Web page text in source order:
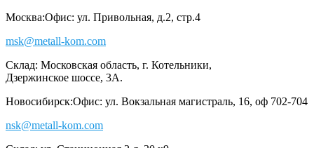
Москва:Офис: ул. Привольная, д.2, стр.4
msk@metall-kom.com
Склад: Московская область, г. Котельники,
Дзержинское шоссе, 3А.
Новосибирск:Офис: ул. Вокзальная магистраль, 16, оф 702-704
nsk@metall-kom.com